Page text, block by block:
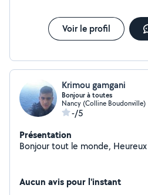
Voir le profil
Krimou gamgani
Bonjour à toutes
Nancy (Colline Boudonville)
-/5
Présentation
Bonjour tout le monde,
Aucun avis pour l'instant